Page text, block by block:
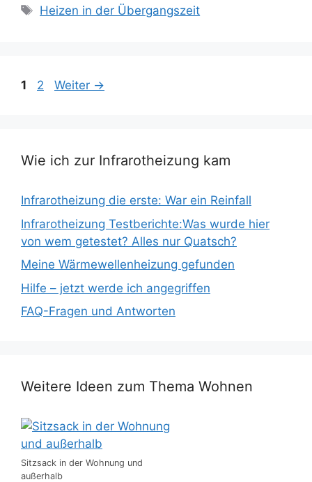
Schlagwörter
Heizen in der Übergangszeit
Seite
1 Seite
2 Weiter →
Wie ich zur Infrarotheizung kam
Infrarotheizung die erste: War ein Reinfall
Infrarotheizung Testberichte:Was wurde hier
von wem getestet? Alles nur Quatsch?
Meine Wärmewellenheizung gefunden
Hilfe – jetzt werde ich angegriffen
FAQ-Fragen und Antworten
Weitere Ideen zum Thema Wohnen
Sitzsack in der Wohnung und
außerhalb